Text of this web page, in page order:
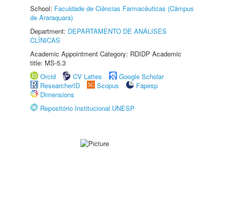
School: Faculdade de Ciências Farmacêuticas (Câmpus
de Araraquara)
Department: DEPARTAMENTO DE ANÁLISES
CLÍNICAS
Academic Appointment Category: RDIDP Academic
title: MS-5.3
Orcid
CV Lattes
Google Scholar
ResearcherID
Scopus
Fapesp
Dimensions
Repositório Institucional UNESP